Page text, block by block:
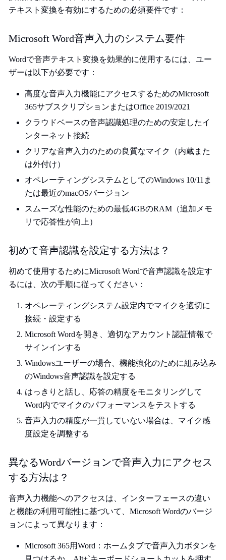
テキスト変換を有効にするための必須要件です：
Microsoft Word音声入力のシステム要件
Wordで音声テキスト変換を効果的に使用するには、ユー
ザーは以下が必要です：
高度な音声入力機能にアクセスするためのMicrosoft
365サブスクリプションまたはOffice 2019/2021
クラウドベースの音声認識処理のための安定したイ
ンターネット接続
クリアな音声入力のための良質なマイク（内蔵また
は外付け）
オペレーティングシステムとしてのWindows 10/11ま
たは最近のmacOSバージョン
スムーズな性能のための最低4GBのRAM（追加メモ
リで応答性が向上）
初めて音声認識を設定する方法は？
初めて使用するためにMicrosoft Wordで音声認識を設定す
るには、次の手順に従ってください：
オペレーティングシステム設定内でマイクを適切に
接続・設定する
Microsoft Wordを開き、適切なアカウント認証情報で
サインインする
Windowsユーザーの場合、機能強化のために組み込み
のWindows音声認識を設定する
はっきりと話し、応答の精度をモニタリングして
Word内でマイクのパフォーマンスをテストする
音声入力の精度が一貫していない場合は、マイク感
度設定を調整する
異なるWordバージョンで音声入力にアクセス
する方法は？
音声入力機能へのアクセスは、インターフェースの違い
と機能の利用可能性に基づいて、Microsoft Wordのバージ
ョンによって異なります：
Microsoft 365用Word：ホームタブで音声入力ボタンを